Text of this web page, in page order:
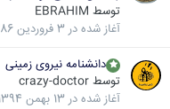
توسط EBRAHIM
آغاز شده در 3 فروردین 1386
دانشنامه نیروی زمینی
توسط crazy-doctor
آغاز شده در 13 بهمن 1394